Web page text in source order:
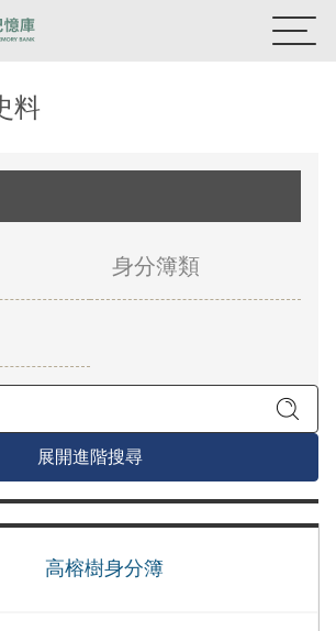
料
身分簿類
展開進階搜尋
高榕樹身分簿